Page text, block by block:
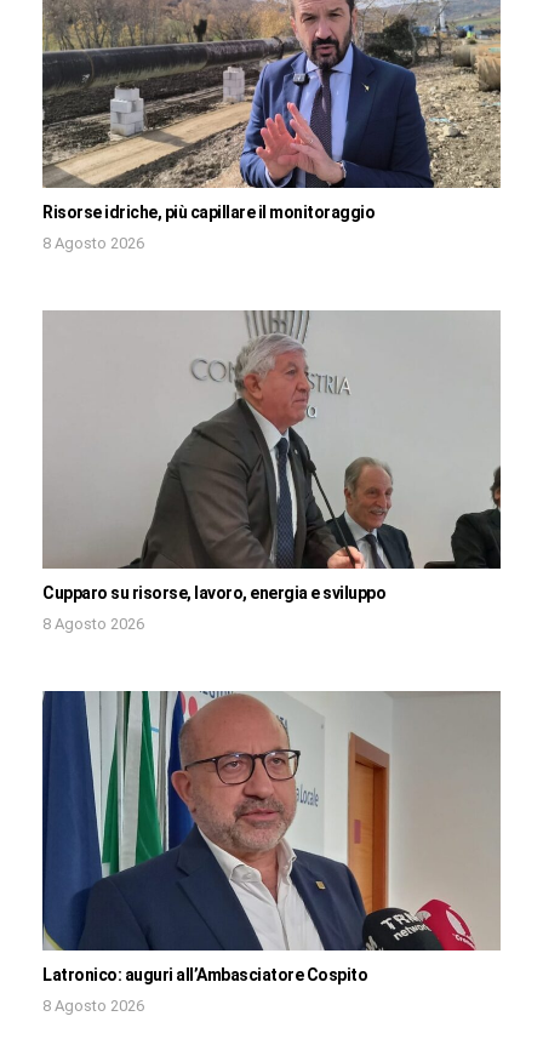
Risorse idriche, più capillare il monitoraggio
8 Agosto 2026
Cupparo su risorse, lavoro, energia e sviluppo
8 Agosto 2026
Latronico: auguri all’Ambasciatore Cospito
8 Agosto 2026